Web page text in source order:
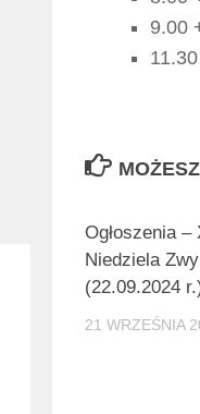
9.00
Ogłoszenia –
Niedziela
(22.09.2024
21 WRZEŚNIA